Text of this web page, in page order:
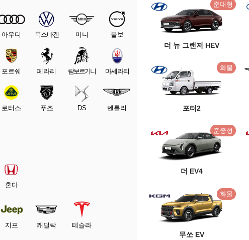
아우디 폭스바겐 미니 볼보
포르쉐 페라리 람보르기니 마세라티
로터스 푸조 DS 벤틀리
혼다
지프 캐딜락 테슬라
준대형
더 뉴 그랜저 HEV
화물
포터2
준중형
더 EV4
화물
무쏘 EV